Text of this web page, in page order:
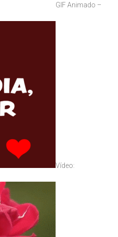
GIF Animado –
Vídeo: